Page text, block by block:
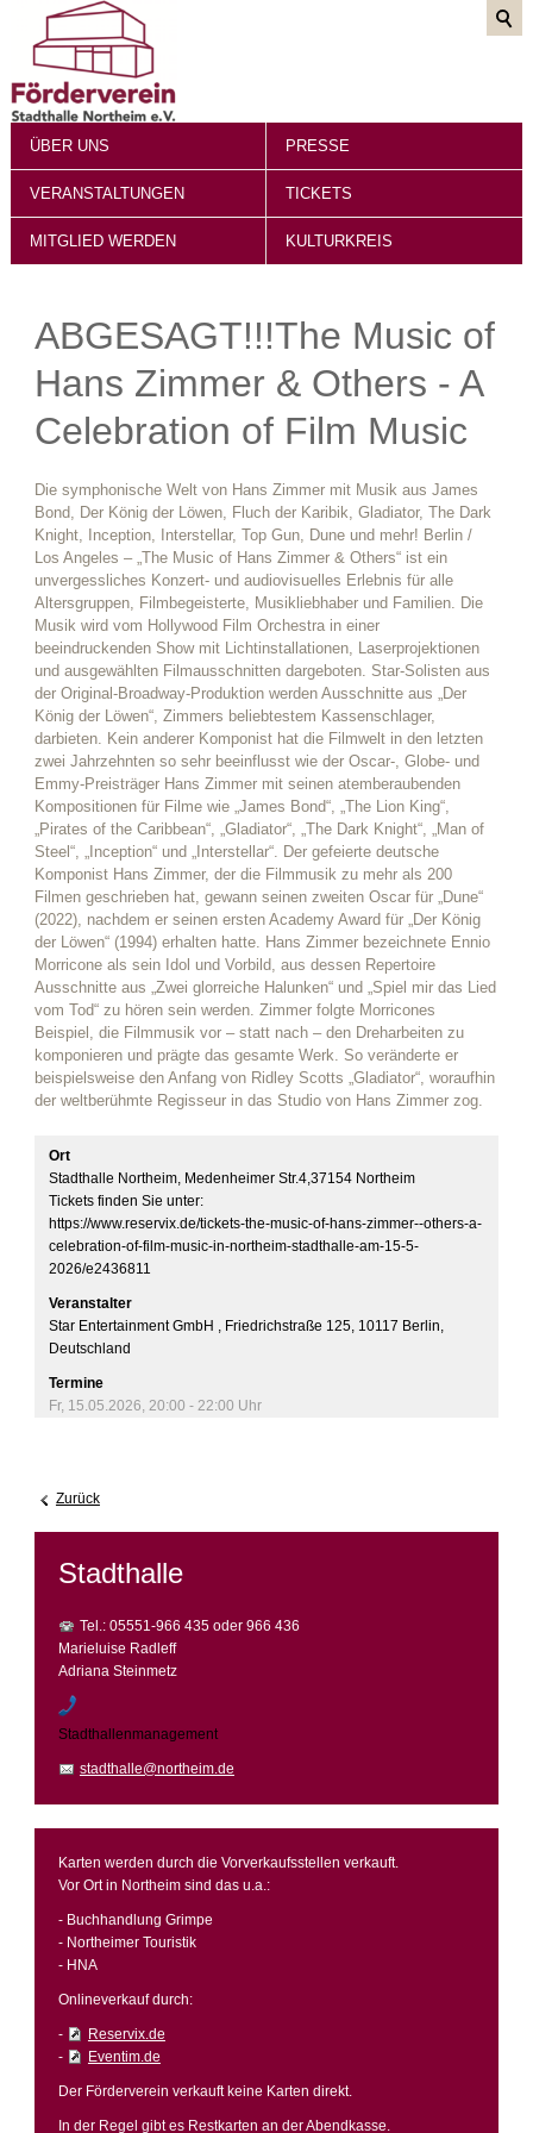
ÜBER UNS PRESSE
VERANSTALTUNGEN TICKETS
MITGLIED WERDEN KULTURKREIS
ABGESAGT!!!The Music of
Hans Zimmer & Others - A
Celebration of Film Music
Die symphonische Welt von Hans Zimmer mit Musik aus James
Bond, Der König der Löwen, Fluch der Karibik, Gladiator, The Dark
Knight, Inception, Interstellar, Top Gun, Dune und mehr! Berlin /
Los Angeles – „The Music of Hans Zimmer & Others“ ist ein
unvergessliches Konzert- und audiovisuelles Erlebnis für alle
Altersgruppen, Filmbegeisterte, Musikliebhaber und Familien. Die
Musik wird vom Hollywood Film Orchestra in einer
beeindruckenden Show mit Lichtinstallationen, Laserprojektionen
und ausgewählten Filmausschnitten dargeboten. Star-Solisten aus
der Original-Broadway-Produktion werden Ausschnitte aus „Der
König der Löwen“, Zimmers beliebtestem Kassenschlager,
darbieten. Kein anderer Komponist hat die Filmwelt in den letzten
zwei Jahrzehnten so sehr beeinflusst wie der Oscar-, Globe- und
Emmy-Preisträger Hans Zimmer mit seinen atemberaubenden
Kompositionen für Filme wie „James Bond“, „The Lion King“,
„Pirates of the Caribbean“, „Gladiator“, „The Dark Knight“, „Man of
Steel“, „Inception“ und „Interstellar“. Der gefeierte deutsche
Komponist Hans Zimmer, der die Filmmusik zu mehr als 200
Filmen geschrieben hat, gewann seinen zweiten Oscar für „Dune“
(2022), nachdem er seinen ersten Academy Award für „Der König
der Löwen“ (1994) erhalten hatte. Hans Zimmer bezeichnete Ennio
Morricone als sein Idol und Vorbild, aus dessen Repertoire
Ausschnitte aus „Zwei glorreiche Halunken“ und „Spiel mir das Lied
vom Tod“ zu hören sein werden. Zimmer folgte Morricones
Beispiel, die Filmmusik vor – statt nach – den Dreharbeiten zu
komponieren und prägte das gesamte Werk. So veränderte er
beispielsweise den Anfang von Ridley Scotts „Gladiator“, woraufhin
der weltberühmte Regisseur in das Studio von Hans Zimmer zog.
Ort
Stadthalle Northeim, Medenheimer Str.4,37154 Northeim
Tickets finden Sie unter:
https://www.reservix.de/tickets-the-music-of-hans-zimmer--others-a-
celebration-of-film-music-in-northeim-stadthalle-am-15-5-
Veranstalter
Star Entertainment GmbH , Friedrichstraße 125, 10117 Berlin,
Deutschland
Termine
Fr, 15.05.2026, 20:00 - 22:00 Uhr
Zurück
Stadthalle
Tel.: 05551-966 435 oder 966 436
Marieluise Radleff
Adriana Steinmetz
Stadthallenmanagement
stadthalle@northeim.de
Karten werden durch die Vorverkaufsstellen verkauft.
Vor Ort in Northeim sind das u.a.:
- Buchhandlung Grimpe
- Northeimer Touristik
- HNA
Onlineverkauf durch:
-
Reservix.de
-
Eventim.de
Der Förderverein verkauft keine Karten direkt.
In der Regel gibt es Restkarten an der Abendkasse.